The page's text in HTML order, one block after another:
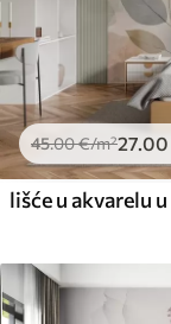
45.00€/m²27 .00